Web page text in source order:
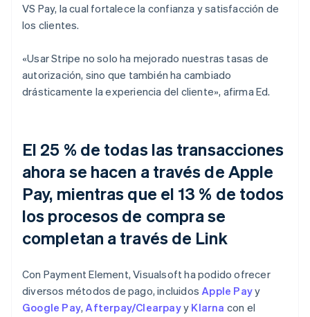
VS Pay, la cual fortalece la confianza y satisfacción de
los clientes.
«Usar Stripe no solo ha mejorado nuestras tasas de
autorización, sino que también ha cambiado
drásticamente la experiencia del cliente», afirma Ed.
El 25 % de todas las transacciones
ahora se hacen a través de Apple
Pay, mientras que el 13 % de todos
los procesos de compra se
completan a través de Link
Con Payment Element, Visualsoft ha podido ofrecer
diversos métodos de pago, incluidos Apple Payy
Google Pay, Afterpay/Clearpayy Klarna con el